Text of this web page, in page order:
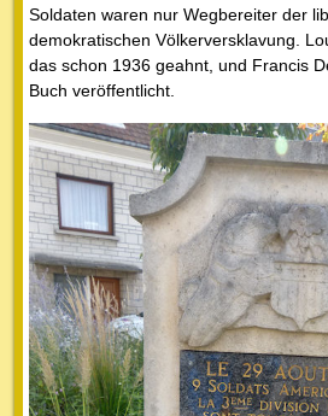
Soldaten waren nur Wegbereiter der
demokratischen Völkerversklavung.
das schon 1936 geahnt, und Francis
Buch veröffentlicht.